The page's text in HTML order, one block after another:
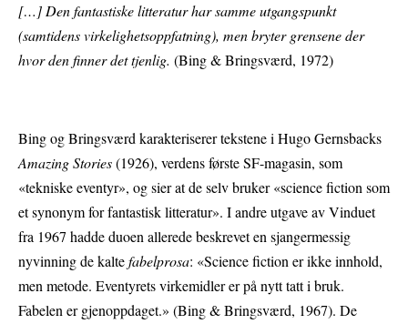
[…] Den fantastiske litteratur har samme utgangspunkt
(samtidens virkelighetsoppfatning), men bryter grensene der
hvor den finner det tjenlig. (Bing & Bringsværd, 1972)
Bing og Bringsværd karakteriserer tekstene i Hugo Gernsbacks
Amazing Stories(1926), verdens første SF-magasin, som
«tekniske eventyr», og sier at de selv bruker «science fiction som
et synonym for fantastisk litteratur». I andre utgave av Vinduet
fra 1967 hadde duoen allerede beskrevet en sjangermessig
nyvinning de kaltefabelprosa: «Science fiction er ikke innhold,
men metode. Eventyrets virkemidler er på nytt tatt i bruk.
Fabelen er gjenoppdaget.» (Bing & Bringsværd, 1967). De